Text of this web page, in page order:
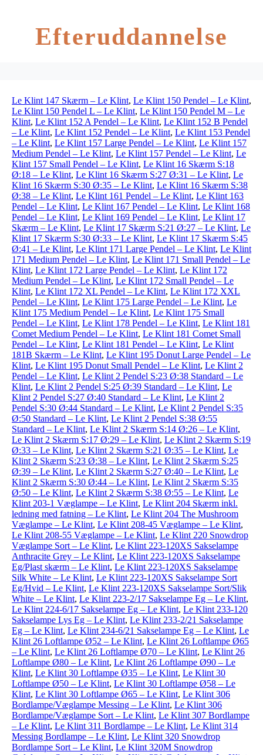
Efteruddannelse
Le Klint 147 Skærm – Le Klint, Le Klint 150 Pendel – Le Klint,
Le Klint 150 Pendel L – Le Klint, Le Klint 150 Pendel M – Le
Klint, Le Klint 152 A Pendel – Le Klint, Le Klint 152 B Pendel
– Le Klint, Le Klint 152 Pendel – Le Klint, Le Klint 153 Pendel
– Le Klint, Le Klint 157 Large Pendel – Le Klint, Le Klint 157
Medium Pendel – Le Klint, Le Klint 157 Pendel – Le Klint, Le
Klint 157 Small Pendel – Le Klint, Le Klint 16 Skærm S:18
Ø:18 – Le Klint, Le Klint 16 Skærm S:27 Ø:31 – Le Klint, Le
Klint 16 Skærm S:30 Ø:35 – Le Klint, Le Klint 16 Skærm S:38
Ø:38 – Le Klint, Le Klint 161 Pendel – Le Klint, Le Klint 163
Pendel – Le Klint, Le Klint 167 Pendel – Le Klint, Le Klint 168
Pendel – Le Klint, Le Klint 169 Pendel – Le Klint, Le Klint 17
Skærm – Le Klint, Le Klint 17 Skærm S:21 Ø:27 – Le Klint, Le
Klint 17 Skærm S:30 Ø:33 – Le Klint, Le Klint 17 Skærm S:45
Ø:41 – Le Klint, Le Klint 171 Large Pendel – Le Klint, Le Klint
171 Medium Pendel – Le Klint, Le Klint 171 Small Pendel – Le
Klint, Le Klint 172 Large Pendel – Le Klint, Le Klint 172
Medium Pendel – Le Klint, Le Klint 172 Small Pendel – Le
Klint, Le Klint 172 XL Pendel – Le Klint, Le Klint 172 XXL
Pendel – Le Klint, Le Klint 175 Large Pendel – Le Klint, Le
Klint 175 Medium Pendel – Le Klint, Le Klint 175 Small
Pendel – Le Klint, Le Klint 178 Pendel – Le Klint, Le Klint 181
Comet Medium Pendel – Le Klint, Le Klint 181 Comet Small
Pendel – Le Klint, Le Klint 181 Pendel – Le Klint, Le Klint
181B Skærm – Le Klint, Le Klint 195 Donut Large Pendel – Le
Klint, Le Klint 195 Donut Small Pendel – Le Klint, Le Klint 2
Pendel – Le Klint, Le Klint 2 Pendel S:23 Ø:38 Standard – Le
Klint, Le Klint 2 Pendel S:25 Ø:39 Standard – Le Klint, Le
Klint 2 Pendel S:27 Ø:40 Standard – Le Klint, Le Klint 2
Pendel S:30 Ø:44 Standard – Le Klint, Le Klint 2 Pendel S:35
Ø:50 Standard – Le Klint, Le Klint 2 Pendel S:38 Ø:55
Standard – Le Klint, Le Klint 2 Skærm S:14 Ø:26 – Le Klint,
Le Klint 2 Skærm S:17 Ø:29 – Le Klint, Le Klint 2 Skærm S:19
Ø:33 – Le Klint, Le Klint 2 Skærm S:21 Ø:35 – Le Klint, Le
Klint 2 Skærm S:23 Ø:38 – Le Klint, Le Klint 2 Skærm S:25
Ø:39 – Le Klint, Le Klint 2 Skærm S:27 Ø:40 – Le Klint, Le
Klint 2 Skærm S:30 Ø:44 – Le Klint, Le Klint 2 Skærm S:35
Ø:50 – Le Klint, Le Klint 2 Skærm S:38 Ø:55 – Le Klint, Le
Klint 203-1 Væglampe – Le Klint, Le Klint 204 Skærm inkl.
ledning med fatning – Le Klint, Le Klint 204 The Mushroom
Væglampe – Le Klint, Le Klint 208-45 Væglampe – Le Klint,
Le Klint 208-55 Væglampe – Le Klint, Le Klint 220 Snowdrop
Væglampe Sort – Le Klint, Le Klint 223-120XS Sakselampe
Anthracite Grey – Le Klint, Le Klint 223-120XS Sakselampe
Eg/Plast skærm – Le Klint, Le Klint 223-120XS Sakselampe
Silk White – Le Klint, Le Klint 223-120XS Sakselampe Sort
Eg/Hvid – Le Klint, Le Klint 223-120XS Sakselampe Sort/Slik
White – Le Klint, Le Klint 223-2/17 Sakselampe Eg – Le Klint,
Le Klint 224-6/17 Sakselampe Eg – Le Klint, Le Klint 233-120
Sakselampe Lys Eg – Le Klint, Le Klint 233-2/21 Sakselampe
Eg – Le Klint, Le Klint 234-6/21 Sakselampe Eg – Le Klint, Le
Klint 26 Loftlampe Ø52 – Le Klint, Le Klint 26 Loftlampe Ø65
– Le Klint, Le Klint 26 Loftlampe Ø70 – Le Klint, Le Klint 26
Loftlampe Ø80 – Le Klint, Le Klint 26 Loftlampe Ø90 – Le
Klint, Le Klint 30 Loftlampe Ø35 – Le Klint, Le Klint 30
Loftlampe Ø50 – Le Klint, Le Klint 30 Loftlampe Ø58 – Le
Klint, Le Klint 30 Loftlampe Ø65 – Le Klint, Le Klint 306
Bordlampe/Væglampe Messing – Le Klint, Le Klint 306
Bordlampe/Væglampe Sort – Le Klint, Le Klint 307 Bordlampe
– Le Klint, Le Klint 311 Bordlampe – Le Klint, Le Klint 314
Messing Bordlampe – Le Klint, Le Klint 320 Snowdrop
Bordlampe Sort – Le Klint, Le Klint 320M Snowdrop